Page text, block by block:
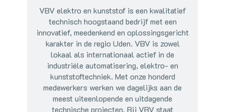
VBV elektro en kunststof is een kwalitatief
technisch hoogstaand bedrijf met een
innovatief, meedenkend en oplossingsgericht
karakter in de regio Uden. VBV is zowel
lokaal als internationaal actief in de
industriële automatisering, elektro- en
kunststoftechniek. Met onze honderd
medewerkers werken we dagelijks aan de
meest uiteenlopende en uitdagende
technische projecten. Bij VBV staat